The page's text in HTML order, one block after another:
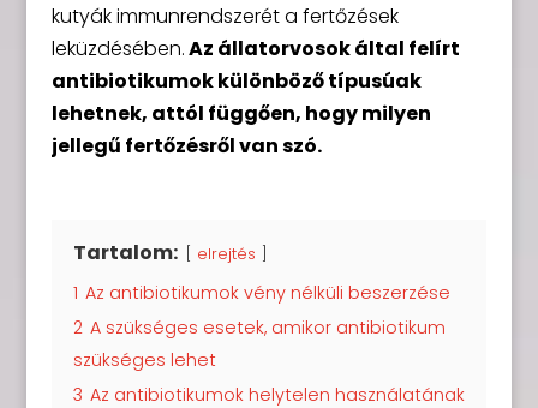
kutyák immunrendszerét a fertőzések
leküzdésében.Az állatorvosok által felírt
antibiotikumok különböző típusúak
lehetnek, attól függően, hogy milyen
jellegű fertőzésről van szó.
Tartalom: elrejtés
1 Az antibiotikumok vény nélküli beszerzése
2 A szükséges esetek, amikor antibiotikum
szükséges lehet
3 Az antibiotikumok helytelen használatának